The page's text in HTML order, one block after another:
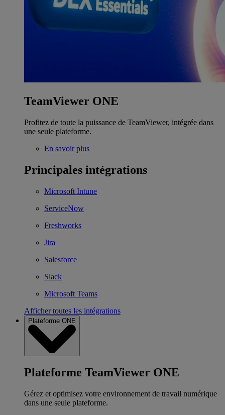
TeamViewer ONE
Profitez de toute la puissance de TeamViewer, intégrée dans
une seule plateforme.
En savoir plus
Principales intégrations
Microsoft Intune
ServiceNow
Freshworks
Jira
Salesforce
Slack
Microsoft Teams
Afficher toutes les intégrations
Plateforme ONE
Plateforme TeamViewer ONE
Gérez et optimisez votre environnement de travail numérique
dans une seule plateforme.